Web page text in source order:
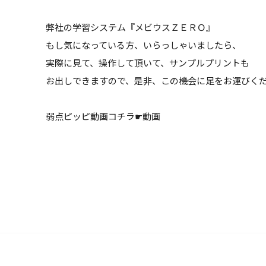
弊社の学習システム『メビウスＺＥＲＯ』
もし気になっている方、いらっしゃいましたら、
実際に見て、操作して頂いて、サンプルプリントも
お出しできますので、是非、この機会に足をお運びく
弱点ピッピ動画コチラ☛動画